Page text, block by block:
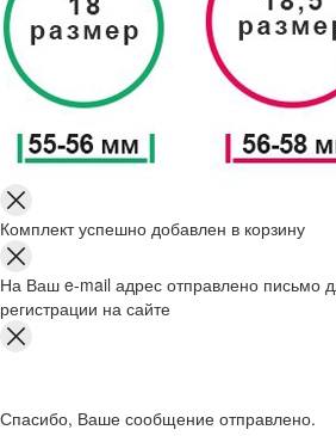
Комплект успешно добавлен в корзину
На Ваш e-mail адрес отправлено письмо
регистрации на сайте
Спасибо, Ваше сообщение отправлено.